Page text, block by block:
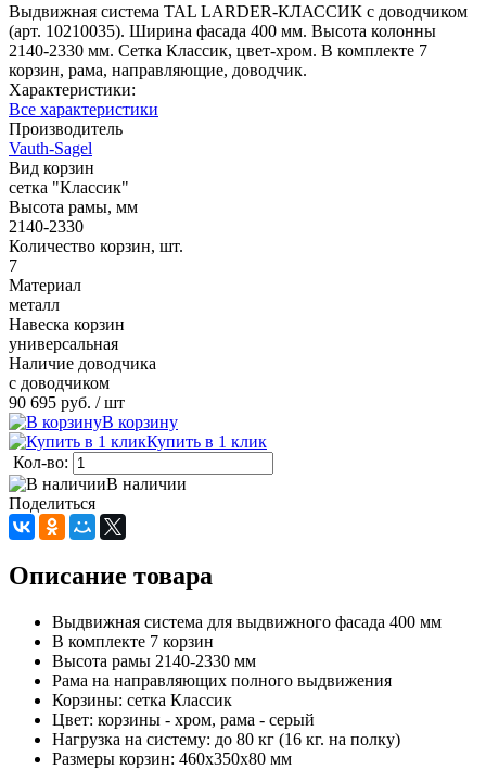
Выдвижная система TAL LARDER-КЛАССИК с доводчиком
(арт. 10210035). Ширина фасада 400 мм. Высота колонны
2140-2330 мм. Сетка Классик, цвет-хром. В комплекте 7
корзин, рама, направляющие, доводчик.
Характеристики:
Все характеристики
Производитель
Vauth-Sagel
Вид корзин
сетка "Классик"
Высота рамы, мм
2140-2330
Количество корзин, шт.
7
Материал
металл
Навеска корзин
универсальная
Наличие доводчика
с доводчиком
90 695 руб. / шт
В корзину
Купить в 1 клик
Кол-во:
В наличии
Поделиться
Описание товара
Выдвижная система для выдвижного фасада 400 мм
В комплекте 7 корзин
Высота рамы 2140-2330 мм
Рама на направляющих полного выдвижения
Корзины: сетка Классик
Цвет: корзины - хром, рама - серый
Нагрузка на систему: до 80 кг (16 кг. на полку)
Размеры корзин: 460х350х80 мм